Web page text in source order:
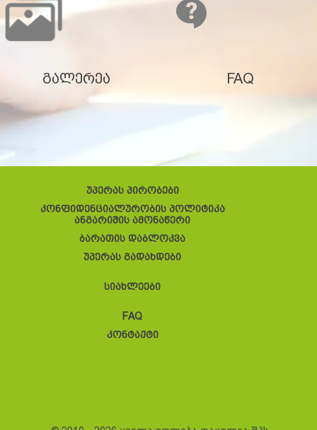
გალერეა FAQ
უპერას პირობები
კონფიდენციალურობის პოლიტიკა
ანგარიშის ამონაწერი
ბარათის დაბლოკვა
უპერას გადახდები
სიახლეები
FAQ
კონტაქტი